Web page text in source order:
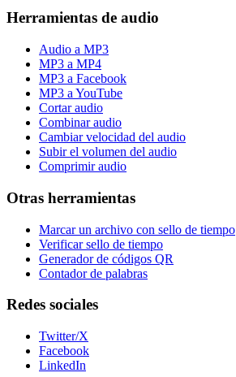
Herramientas de audio
Audio a MP3
MP3 a MP4
MP3 a Facebook
MP3 a YouTube
Cortar audio
Combinar audio
Cambiar velocidad del audio
Subir el volumen del audio
Comprimir audio
Otras herramientas
Marcar un archivo con sello de tiempo
Verificar sello de tiempo
Generador de códigos QR
Contador de palabras
Redes sociales
Twitter/X
Facebook
LinkedIn